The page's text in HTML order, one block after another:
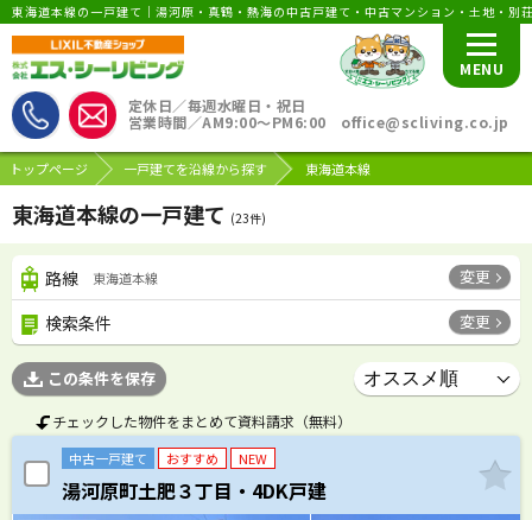
東海道本線の一戸建て｜湯河原・真鶴・熱海の中古戸建て・中古マンション・土地・
定休日／毎週水曜日・祝日
営業時間／AM9:00〜PM6:00 office@scliving.co.jp
MENU
トップページ 一戸建てを沿線から探す 東海道本線
東海道本線の一戸建て (23件)
路線 東海道本線 変更
検索条件 変更
この条件を保存
チェックした物件をまとめて資料請求（無料）
中古一戸建て おすすめ NEW
湯河原町土肥３丁目・4DK戸建